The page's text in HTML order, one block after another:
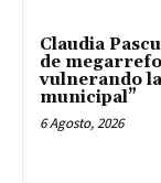
Claudia
de
vulnerando
municipal”
6 Agosto, 2026